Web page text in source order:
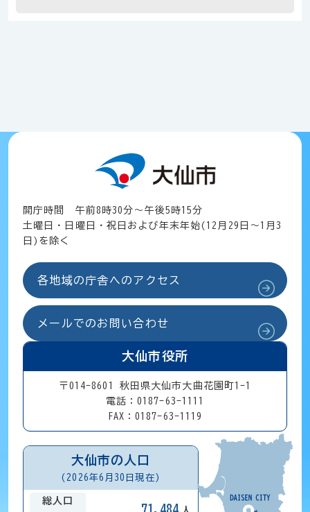
開庁時間 午前8時30分～午後5時15分
土曜日・日曜日・祝日および年末年始(12月29日～1月3
日)を除く
各地域の庁舎へのアクセス
メールでのお問い合わせ
大仙市役所
〒014-8601 秋田県大仙市大曲花園町1-1
電話：0187-63-1111
FAX：0187-63-1119
大仙市の人口
(2026年6月30日現在)
総人口
71,484